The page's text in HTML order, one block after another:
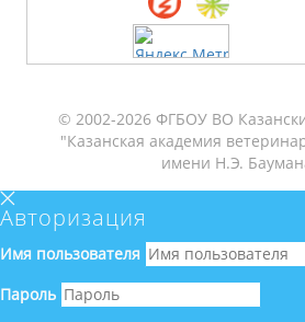
© 2002-2026 ФГБОУ ВО
"Казанская академия
имени Н.Э.
Авторизация
Имя пользователя
Пароль